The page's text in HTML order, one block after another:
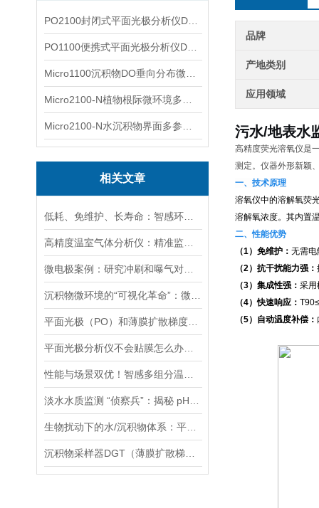
相关文章
品牌
产地类别
应用领域
污水/地表水
高精度荧光溶氧仪是
测定。仪器外形新颖
一、技术原理
溶氧仪中的溶解氧荧
溶解氧浓度。其内置
二、性能优势
（1）免维护： 无需电
（2）抗干扰能力强：
（3）集成性强： 采用
（4）快速响应：
（5）自动温度补偿：